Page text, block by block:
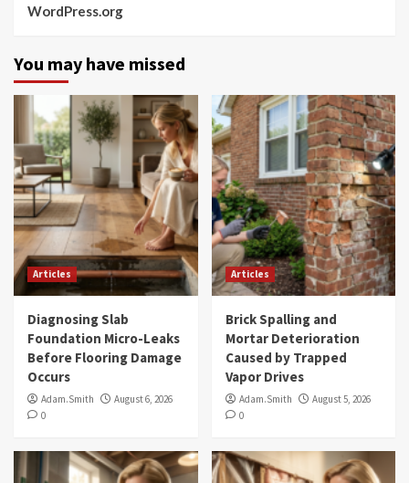
WordPress.org
You may have missed
Articles
Diagnosing Slab
Foundation Micro-Leaks
Before Flooring Damage
Occurs
Adam.Smith
August 6, 2026
0
Articles
Brick Spalling and
Mortar Deterioration
Caused by Trapped
Vapor Drives
Adam.Smith
August 5, 2026
0